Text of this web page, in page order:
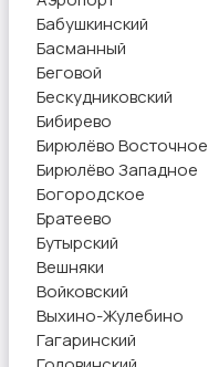
Бабушкинский
Басманный
Беговой
Бескудниковский
Бибирево
Бирюлёво Восточное
Бирюлёво Западное
Богородское
Братеево
Бутырский
Вешняки
Войковский
Выхино-Жулебино
Гагаринский